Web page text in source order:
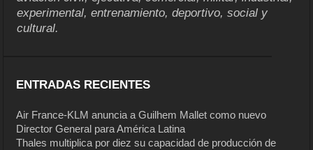
experimental, entrenamiento, deportivo, social y
cultural.
ENTRADAS RECIENTES
Air France-KLM anuncia a Guilhem Mallet como nuevo
Director General para América Latina
Thales multiplica por diez su capacidad de producción de